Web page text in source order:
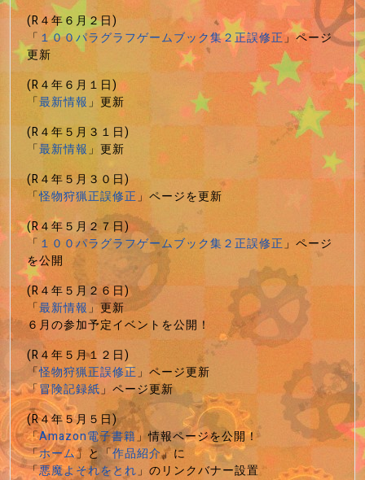
(R４年６月２日)
「 １００パラグラフゲームブック集２正誤修正」ページ
更新
(R４年６月１日)
「最新情報」更新
(R４年５月３１日)
「最新情報」更新
(R４年５月３０日)
「怪物狩猟正誤修正」ページを更新
(R４年５月２７日)
「 １００パラグラフゲームブック集２正誤修正」ページ
を公開
(R４年５月２６日)
「最新情報」更新
６月の参加予定イベントを公開！
(R４年５月１２日)
「怪物狩猟正誤修正」ページ更新
「冒険記録紙」ページ更新
(R４年５月５日)
「Amazon電子書籍」情報ページを公開！
「ホーム」と「作品紹介」に
「悪魔よそれをとれ」のリンクバナー設置